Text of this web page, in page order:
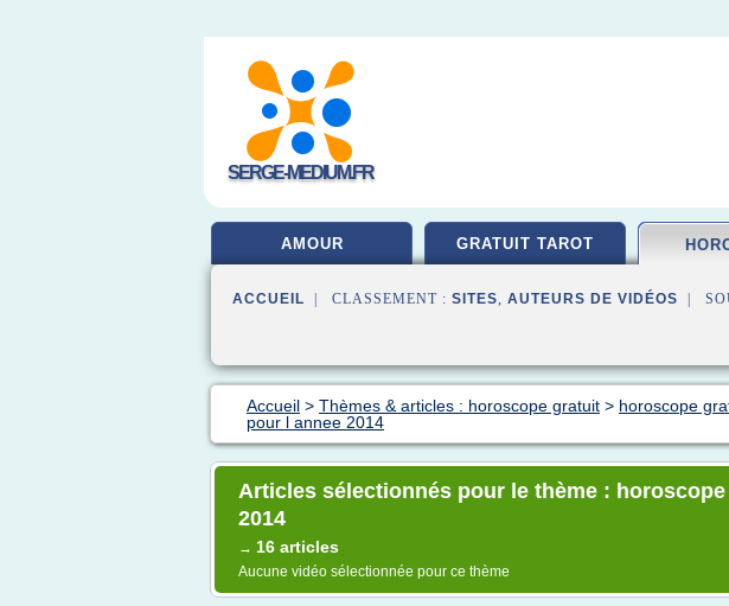
SERGE-MEDIUM.FR
AMOUR GRATUIT TAROT
ACCUEIL | CLASSEMENT : SITES, AUTEURS DE VIDÉOS |
Accueil > Thèmes & articles : horoscope gratuit > horoscope
pour l annee 2014
Articles sélectionnés pour le thème :
2014
→ 16 articles
Aucune vidéo sélectionnée pour ce thème